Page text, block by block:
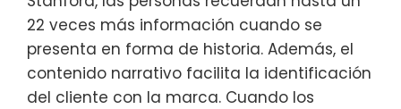
22 veces más información cuando se
presenta en forma de historia. Además, el
contenido narrativo facilita la identificación
del cliente con la marca. Cuando los